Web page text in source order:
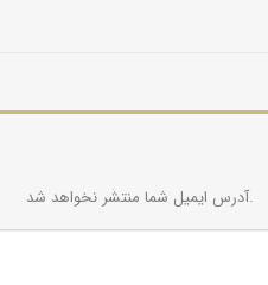
آدرس ایمیل شما منتشر نخواهد شد.